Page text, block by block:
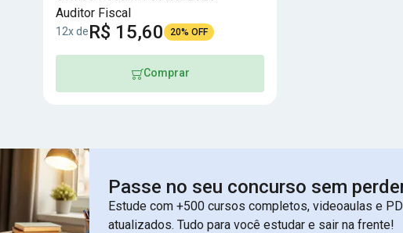
Auditor Fiscal
12x deR$ 15,60 20% OFF
Comprar
Passe no seu concurso sem
Estude com +500 cursos completos, videoaulas e
atualizados. Tudo para você estudar e sair na frente!